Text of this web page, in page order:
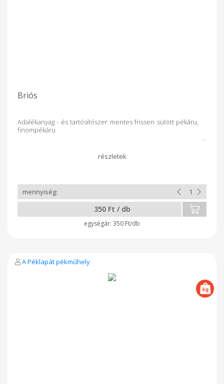
Briós
Adalékanyag - és tartósítószer mentes frissen sütött pékáru,
finompékáru
350 Ft / db
350 Ft/db
A Péklapát pékműhely